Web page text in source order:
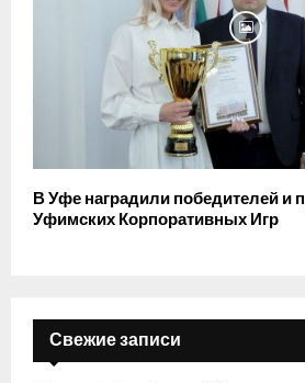
В Уфе наградили победителей и
Уфимских Корпоративных Игр
Свежие записи